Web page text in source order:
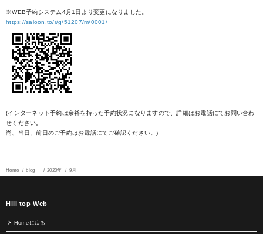
※WEB予約システム4月1日より変更になりました。
https://saloon.to/r/g/51207/m/0001/
(インターネット予約は余裕を持った予約状況になりますので、詳細はお電話にてお問い合わ
せください。
尚、当日、前日のご予約はお電話にてご確認ください。)
Home blog 2020年 9月
Hill top Web
Homeに戻る